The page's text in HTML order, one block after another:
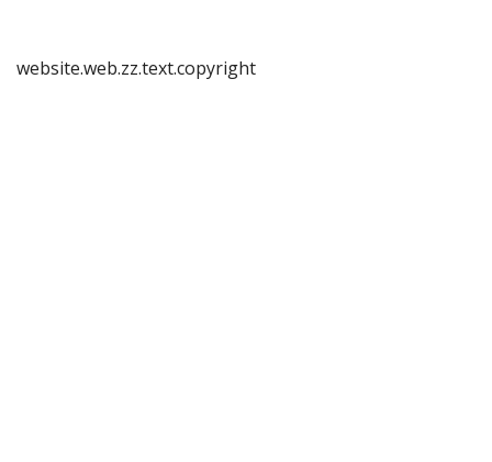
website.web.zz.text.copyright